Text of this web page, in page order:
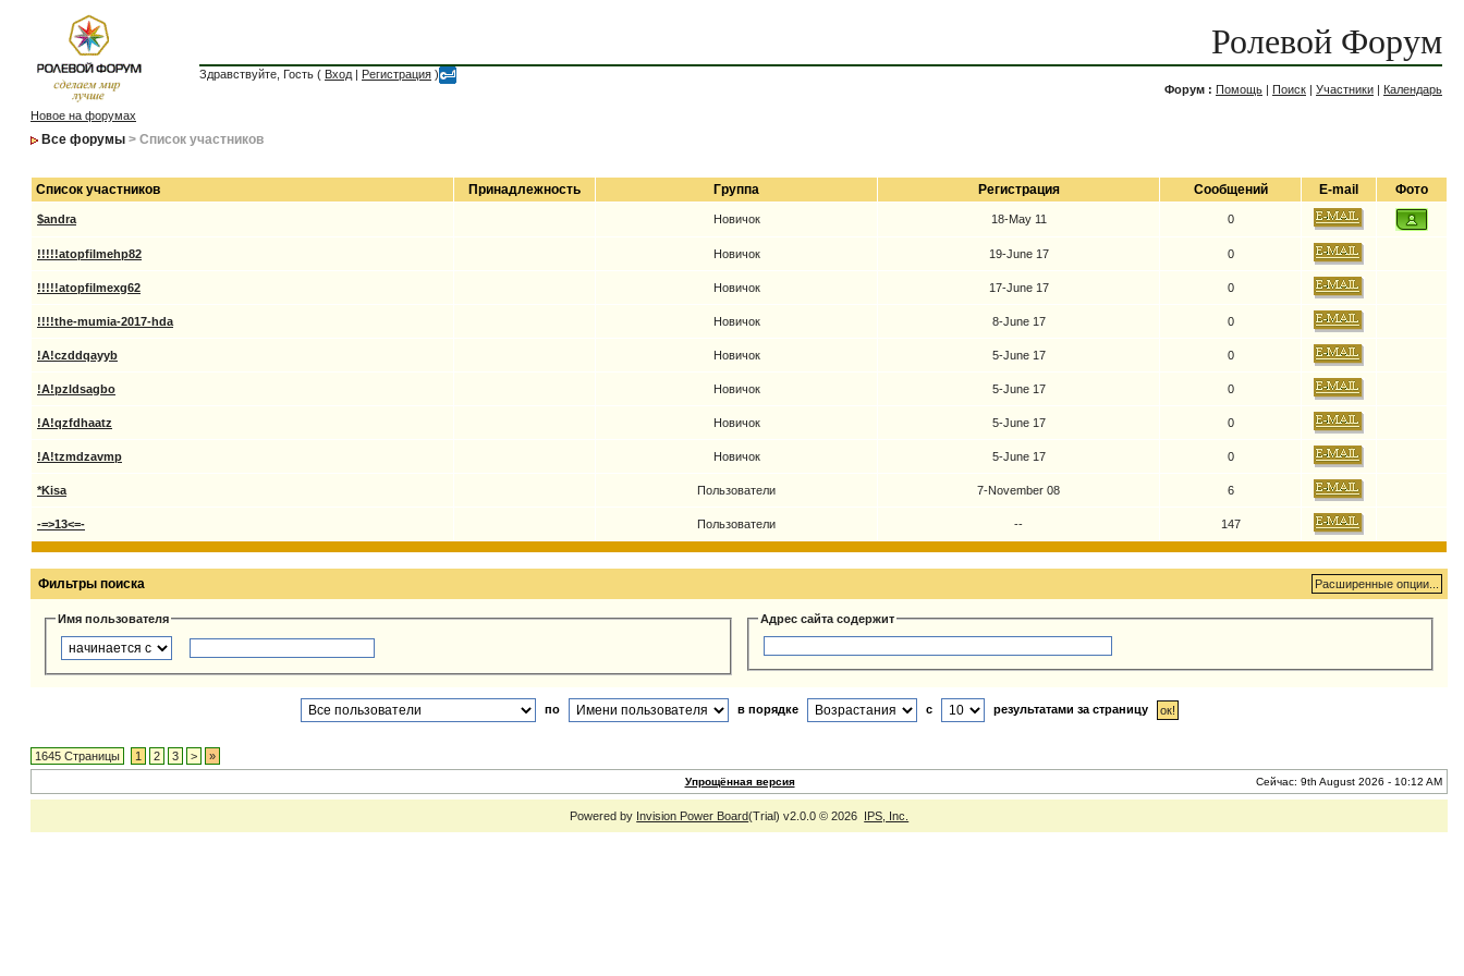
Ролевой Форум
Здравствуйте, Гость ( Вход | Регистрация )
Форум : Помощь | Поиск | Участники | Календарь
Новое на форумах
Все форумы > Список участников
Список участников Принадлежность Группа Регистрация Сообщений E-mail Фото
$andra Новичок 18-May 11 0
!!!!!atopfilmehp82 Новичок 19-June 17 0
!!!!!atopfilmexg62 Новичок 17-June 17 0
!!!!the-mumia-2017-hda Новичок 8-June 17 0
!A!czddqayyb Новичок 5-June 17 0
!A!pzldsagbo Новичок 5-June 17 0
!A!qzfdhaatz Новичок 5-June 17 0
!A!tzmdzavmp Новичок 5-June 17 0
*Kisa Пользователи 7-November 08 6
-=>13<=- Пользователи -- 147
Фильтры поиска
Имя пользователя Адрес сайта содержит
по в порядке с результатами за страницу
1645 Страницы 1 2 3 > »
Упрощённая версия Сейчас: 9th August 2026 - 10:12 AM
Powered by Invision Power Board(Trial) v2.0.0 © 2026 IPS, Inc.